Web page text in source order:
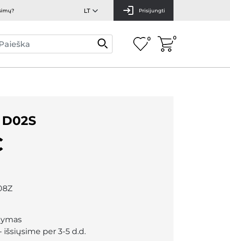
Prisijungti
0 0
- išsiųsime per 3-5 d.d.